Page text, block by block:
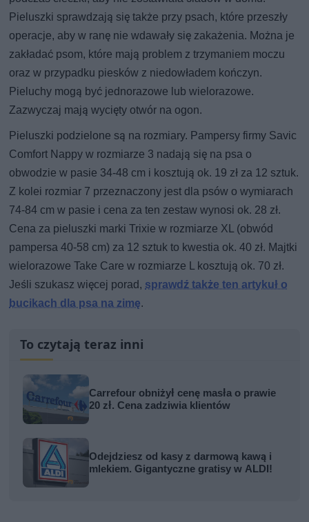
Pieluszki sprawdzają się także przy psach, które przeszły
operacje, aby w ranę nie wdawały się zakażenia. Można je
zakładać psom, które mają problem z trzymaniem moczu
oraz w przypadku piesków z niedowładem kończyn.
Pieluchy mogą być jednorazowe lub wielorazowe.
Zazwyczaj mają wycięty otwór na ogon.
Pieluszki podzielone są na rozmiary. Pampersy firmy Savic
Comfort Nappy w rozmiarze 3 nadają się na psa o
obwodzie w pasie 34-48 cm i kosztują ok. 19 zł za 12 sztuk.
Z kolei rozmiar 7 przeznaczony jest dla psów o wymiarach
74-84 cm w pasie i cena za ten zestaw wynosi ok. 28 zł.
Cena za pieluszki marki Trixie w rozmiarze XL (obwód
pampersa 40-58 cm) za 12 sztuk to kwestia ok. 40 zł. Majtki
wielorazowe Take Care w rozmiarze L kosztują ok. 70 zł.
Jeśli szukasz więcej porad, sprawdź także ten artykuł o
bucikach dla psa na zimę.
To czytają teraz inni
Carrefour obniżył cenę masła o prawie
20 zł. Cena zadziwia klientów
Odejdziesz od kasy z darmową kawą i
mlekiem. Gigantyczne gratisy w ALDI!